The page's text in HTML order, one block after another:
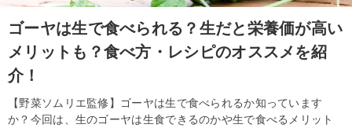
ゴーヤは生で食べられる？生だと栄養価が高い
メリットも？食べ方・レシピのオススメを紹
介！
【野菜ソムリエ監修】ゴーヤは生で食べられるか知っています
か？今回は、生のゴーヤは生食できるのかや生で食べるメリット